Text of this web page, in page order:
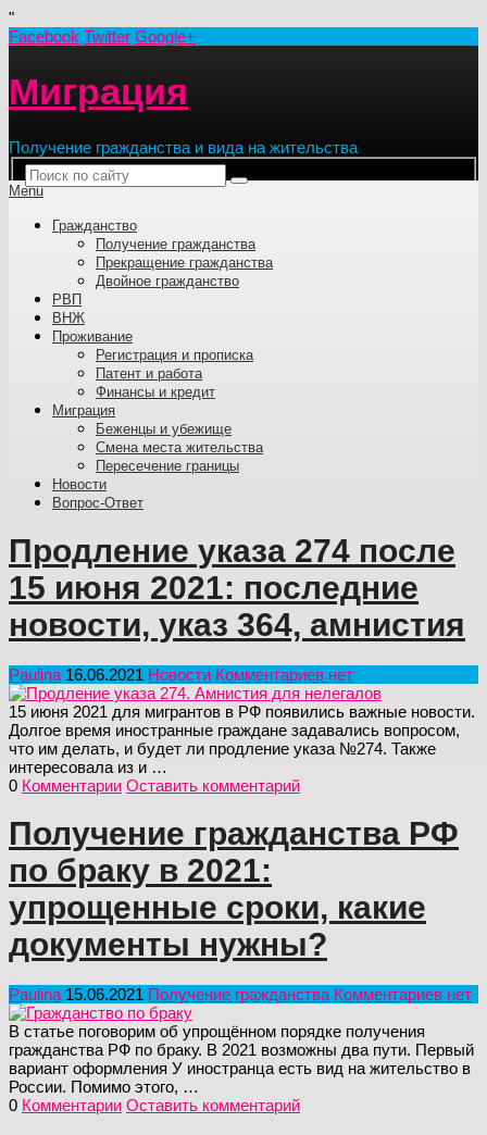
"
Facebook Twitter Google+
Миграция
Получение гражданства и вида на жительства
Menu
Гражданство
Получение гражданства
Прекращение гражданства
Двойное гражданство
РВП
ВНЖ
Проживание
Регистрация и прописка
Патент и работа
Финансы и кредит
Миграция
Беженцы и убежище
Смена места жительства
Пересечение границы
Новости
Вопрос-Ответ
Продление указа 274 после
15 июня 2021: последние
новости, указ 364, амнистия
Paulina 16.06.2021 Новости Комментариев нет
15 июня 2021 для мигрантов в РФ появились важные новости.
Долгое время иностранные граждане задавались вопросом,
что им делать, и будет ли продление указа №274. Также
интересовала из и …
0 Комментарии Оставить комментарий
Получение гражданства РФ
по браку в 2021:
упрощенные сроки, какие
документы нужны?
Paulina 15.06.2021 Получение гражданства Комментариев нет
В статье поговорим об упрощённом порядке получения
гражданства РФ по браку. В 2021 возможны два пути. Первый
вариант оформления У иностранца есть вид на жительство в
России. Помимо этого, …
0 Комментарии Оставить комментарий